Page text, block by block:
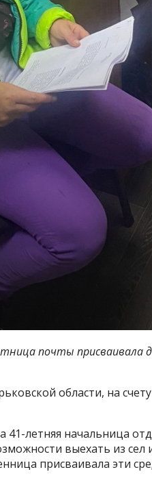
почты присваивала
области, на
41-летняя начальница
выехать из сел
присваивала эти